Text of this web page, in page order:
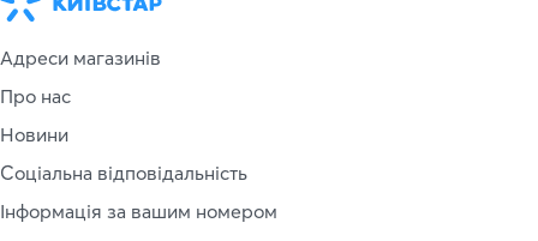
Адреси магазинів
Про нас
Новини
Соціальна відповідальність
Інформація за вашим номером